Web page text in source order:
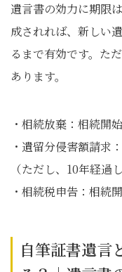
遺言書の効力に期限
成されれば、新しい
るまで有効です。た
あります。
・相続放棄：相続開
・遺留分侵害額請求
（ただし、10年経過
・相続税申告：相続
自筆証書遺言